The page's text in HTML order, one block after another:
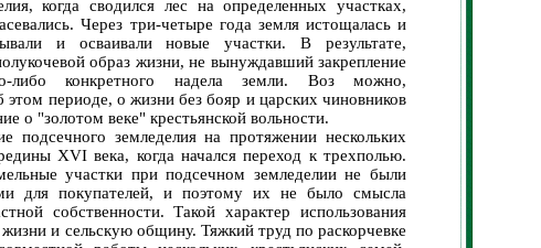
когда сводился лес на определенных участках,
Через три-четыре года земля истощалась и
и осваивали новые участки. В результате,
образ жизни, не вынуждавший закрепление
либо конкретного надела земли. Воз можно,
этом периоде, о жизни без бояр и царских чиновников
о "золотом веке" крестьянской вольности.
земледелия на протяжении нескольких
XVI века, когда начался переход к трехполью.
участки при подсечном земледелии не были
для покупателей, и поэтому их не было смысла
собственности. Такой характер использования
и сельскую общину. Тяжкий труд по раскорчевке